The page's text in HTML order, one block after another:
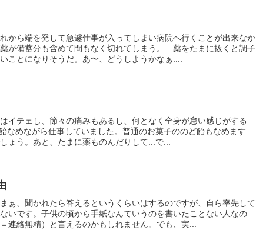
から端を発して急遽仕事が入ってしまい病院へ行くことが出来なか
が備蓄分も含めて間もなく切れてしまう。 薬をたまに抜くと調子
ことになりそうだ。あ〜、どうしようかなぁ....
イテェし、節々の痛みもあるし、何となく全身が怠い感じがする
なめながら仕事していました。普通のお菓子ののど飴もなめます
ょう。あと、たまに薬ものんだりして...で...
ぁ、聞かれたら答えるというくらいはするのですが、自ら率先して
いです。子供の頃から手紙なんていうのを書いたことない人なの
連絡無精）と言えるのかもしれません。でも、実...